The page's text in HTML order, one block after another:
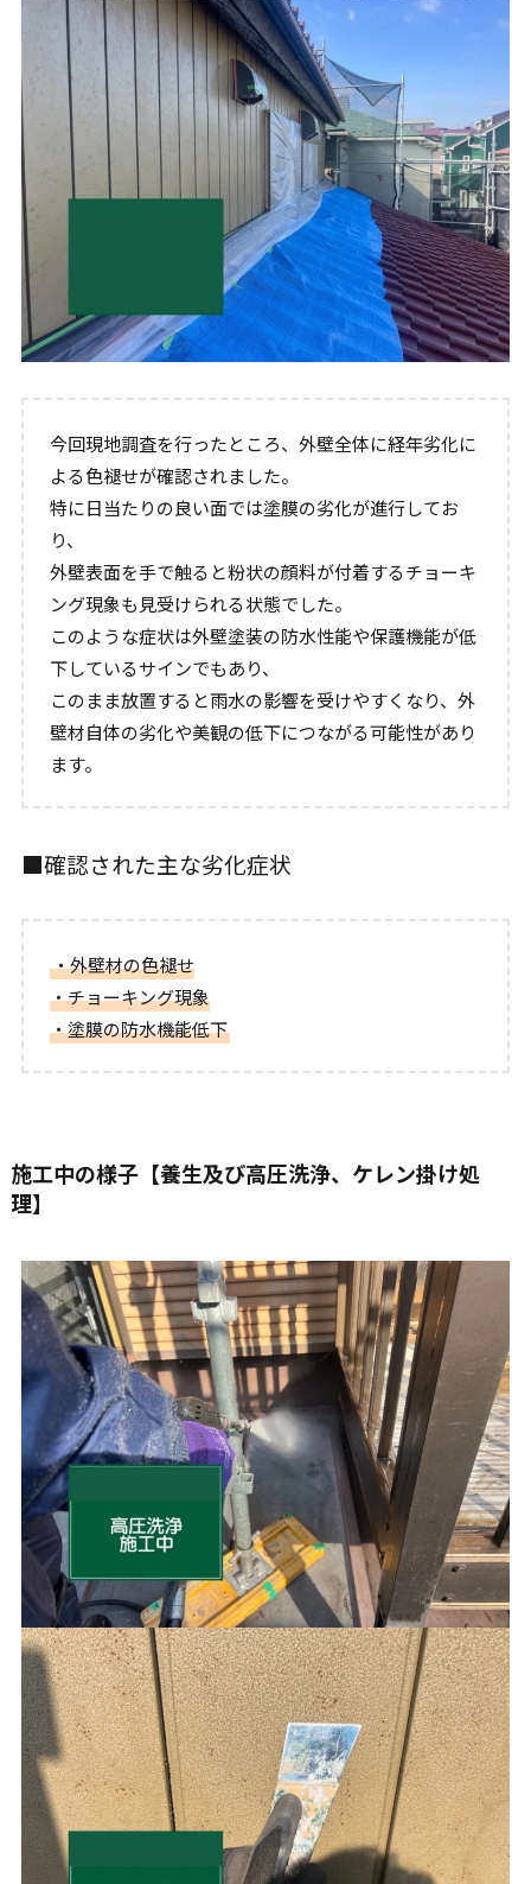
今回現地調査を行ったところ、外壁全体に経年劣化に
よる色褪せが確認されました。
特に日当たりの良い面では塗膜の劣化が進行してお
り、
外壁表面を手で触ると粉状の顔料が付着するチョーキ
ング現象も見受けられる状態でした。
このような症状は外壁塗装の防水性能や保護機能が低
下しているサインでもあり、
このまま放置すると雨水の影響を受けやすくなり、外
壁材自体の劣化や美観の低下につながる可能性があり
ます。
■確認された主な劣化症状
・外壁材の色褪せ
・チョーキング現象
・塗膜の防水機能低下
施工中の様子【養生及び高圧洗浄、ケレン掛け処
理】